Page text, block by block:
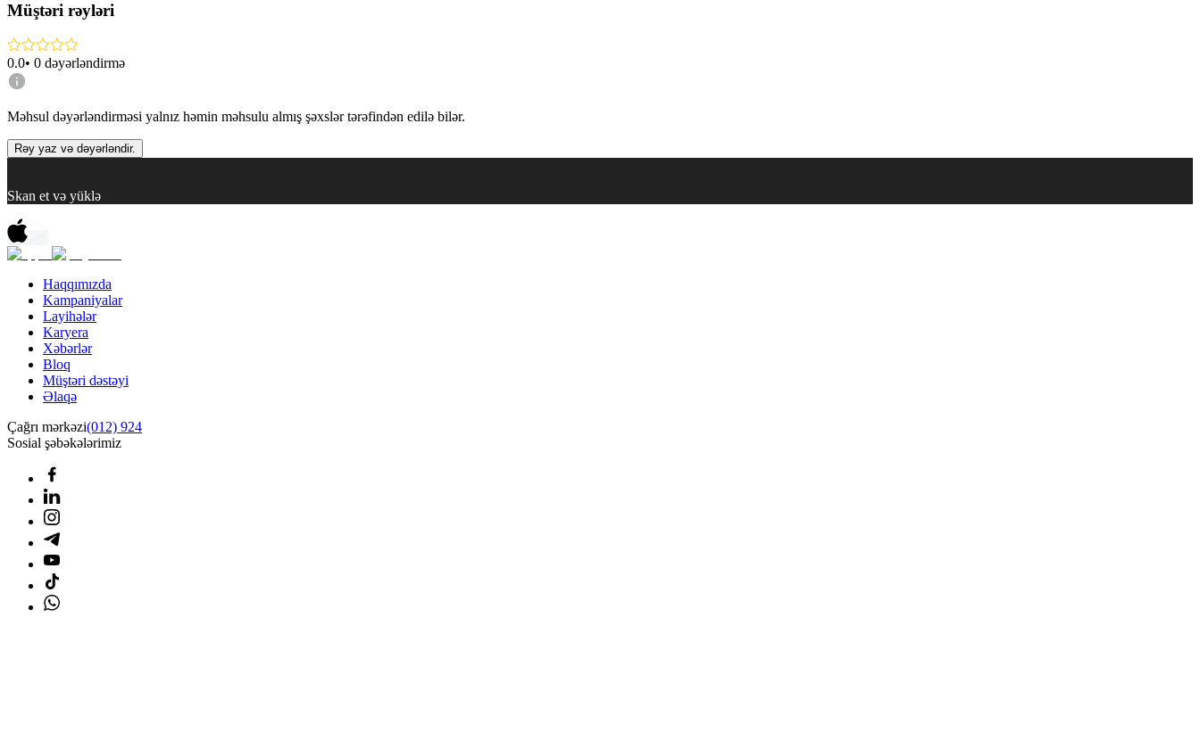
Müştəri rəyləri
0.0• 0 dəyərləndirmə
Məhsul dəyərləndirməsi yalnız həmin məhsulu almış şəxslər tərəfindən edilə bilər.
Rəy yaz və dəyərləndir.
Skan et və yüklə
Haqqımızda
Kampaniyalar
Layihələr
Karyera
Xəbərlər
Bloq
Müştəri dəstəyi
Əlaqə
Çağrı mərkəzi(012) 924
Sosial şəbəkələrimiz